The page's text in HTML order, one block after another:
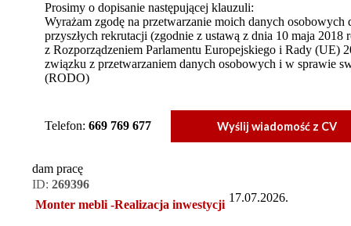
Prosimy o dopisanie następującej klauzuli:
Wyrażam zgodę na przetwarzanie moich danych
przyszłych rekrutacji (zgodnie z ustawą z dnia 10 maja
z Rozporządzeniem Parlamentu Europejskiego i Rady
związku z przetwarzaniem danych osobowych i w sprawie
(RODO)
Telefon: 669 769 677 Wyślij wiadomość z CV
dam pracę
ID: 269396
Monter mebli -Realizacja inwestycji
17.07.2026.